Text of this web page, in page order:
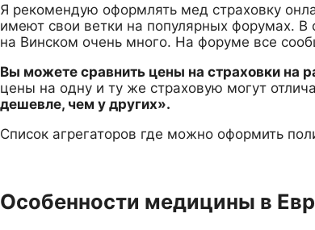
Я рекомендую оформлять мед страховку
имеют свои ветки на популярных форумах. В
на Винском очень много. На форуме все
Вы можете сравнить цены на страховки на
цены на одну и ту же страховую могут
дешевле, чем у других».
Список агрегаторов где можно оформить
Особенности медицины в